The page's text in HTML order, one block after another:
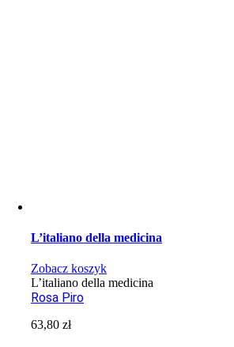
L’italiano della medicina
Zobacz koszyk
L’italiano della medicina
Rosa Piro
63,80zł